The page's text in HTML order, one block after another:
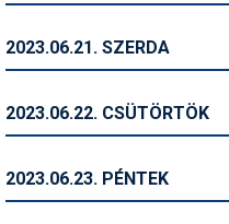
Szakértők
Telemark
2023.06.21. SZERDA
2023.06.22. CSÜTÖRTÖK
2023.06.23. PÉNTEK